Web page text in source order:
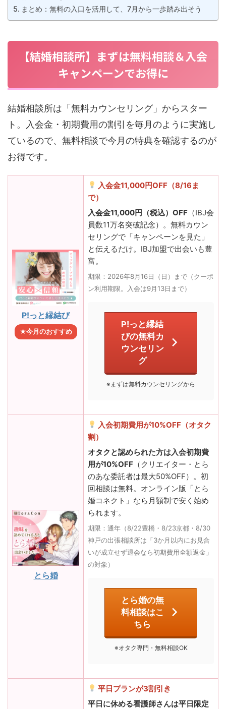
まとめ：無料の入口を活用して、7月から一歩踏み出そう
【結婚相談所】まずは無料相談＆入会
キャンペーンでお得に
結婚相談所は「無料カウンセリング」からスター
ト。入会金・初期費用の割引を毎月のように実施し
ているので、無料相談で今月の特典を確認するのが
お得です。
P!っと縁結び
★今月のおすすめ
入会金11,000円OFF（8/16ま
で）
入会金11,000円（税込）OFF （IBJ会
員数11万名突破記念）。無料カウン
セリングで「キャンペーンを見た」
と伝えるだけ。IBJ加盟で出会いも豊
富。
期限：2026年8月16日（日）まで（クーポ
ン利用期限。入会は9月13日まで）
P!っと縁結
びの無料カ
ウンセリン
グ
※まずは無料カウンセリングから
とら婚
入会初期費用が10%OFF（オタク
割）
オタクと認められた方は入会初期費
用が10%OFF （クリエイター・とら
のあな委託者は最大50%OFF）。初
回相談は無料。オンライン版「とら
婚コネクト」なら月額制で安く始め
られます。
期限：通年（8/22豊橋・8/23京都・8/30
神戸の出張相談所は「3か月以内にお見合
いが成立せず退会なら初期費用全額返金」
の対象）
とら婚の無
料相談はこ
ちら
※オタク専門・無料相談OK
平日プランが3割引き
平日に休める看護師さんは平日限定